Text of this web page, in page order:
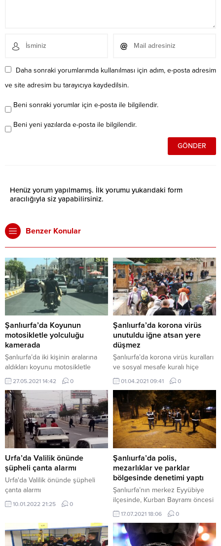
Daha sonraki yorumlarımda kullanılması için adım, e-posta adresim
ve site adresim bu tarayıcıya kaydedilsin.
Beni sonraki yorumlar için e-posta ile bilgilendir.
Beni yeni yazılarda e-posta ile bilgilendir.
Henüz yorum yapılmamış. İlk yorumu yukarıdaki form
aracılığıyla siz yapabilirsiniz.
Benzer Konular
Şanlıurfa’da Koyunun
motosikletle yolculuğu
kamerada
Şanlıurfa’da iki kişinin aralarına
aldıkları koyunu motosikletle
götürmeleri kameralara yansıdı.
27.05.2021 14:42 0
Şanlıurfa’da korona virüs
unutuldu iğne atsan yere
düşmez
Şanlıurfa’da korona virüs kuralları
ve sosyal mesafe kuralı hiçe
sayılıyor. Mavi kategoriden sarıya
davetiye çıkarılıyor.
01.04.2021 09:41 0
Urfa’da Valilik önünde
şüpheli çanta alarmı
Urfa'da Valilik önünde şüpheli
çanta alarmı
10.01.2022 21:25 0
Şanlıurfa’da polis,
mezarlıklar ve parklar
bölgesinde denetimi yaptı
Şanlıurfa’nın merkez Eyyübiye
ilçesinde, Kurban Bayramı öncesi
mezarlıklar, parklar ve sokaklarda
gerçekleştirilen denetimde 28
şüpheli hakkında işlem yapıldı. İl
Emniyet Müdürlüğüne bağlı
17.07.2021 18:06 0